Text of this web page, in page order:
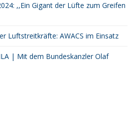
,,Ein Gigant der Lüfte zum Greifen
Luftstreitkräfte: AWACS im Einsatz
| Mit dem Bundeskanzler Olaf